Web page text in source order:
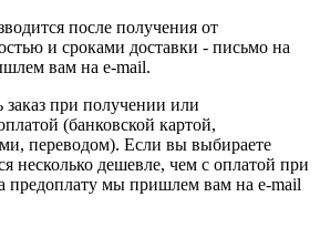
после получения от
и сроками доставки - письмо на
вам на e-mail.
при получении или
(банковской картой,
переводом). Если вы выбираете
несколько дешевле, чем с оплатой при
предоплату мы пришлем вам на e-mail